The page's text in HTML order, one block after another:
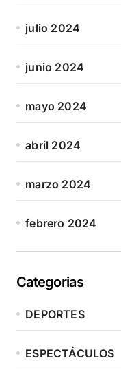
julio 2024
junio 2024
mayo 2024
abril 2024
marzo 2024
febrero 2024
Categorias
DEPORTES
ESPECTÁCULOS